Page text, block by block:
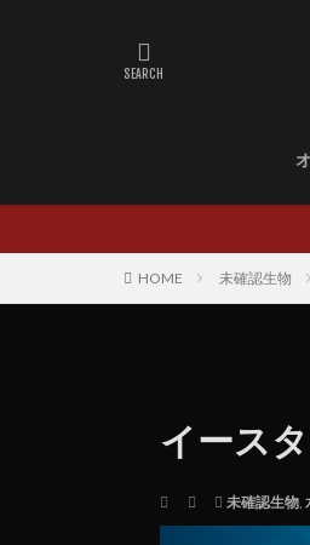
HOME 未確認生物
イース
未確認生物,